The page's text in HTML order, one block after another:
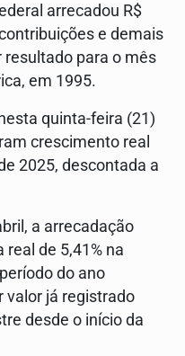
arrecadou R$
e demais
resultado para o mês
em 1995.
quinta-feira (21)
crescimento real
2025, descontada a
a arrecadação
real de 5,41% na
do ano
valor já registrado
desde o início da